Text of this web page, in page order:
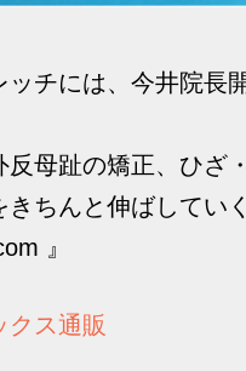
ッチには、今井院長
反母趾の矯正、ひざ
きちんと伸ばしてい
』
クス通販